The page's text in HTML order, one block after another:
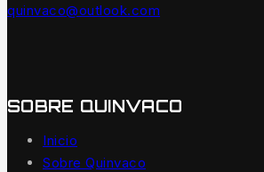
quinvaco@outlook.com
SOBRE QUINVACO
Inicio
Sobre Quinvaco